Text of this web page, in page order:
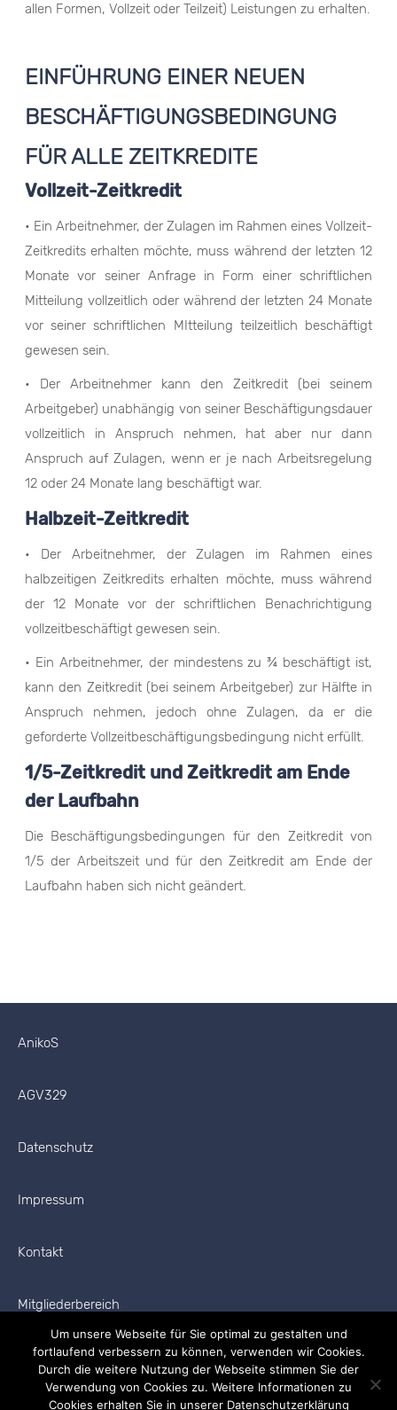
allen Formen, Vollzeit oder Teilzeit) Leistungen zu erhalten.
EINFÜHRUNG EINER NEUEN
BESCHÄFTIGUNGSBEDINGUNG
FÜR ALLE ZEITKREDITE
Vollzeit-Zeitkredit
• Ein Arbeitnehmer, der Zulagen im Rahmen eines Vollzeit-
Zeitkredits erhalten möchte, muss während der letzten 12
Monate vor seiner Anfrage in Form einer schriftlichen
Mitteilung vollzeitlich oder während der letzten 24 Monate
vor seiner schriftlichen MItteilung teilzeitlich beschäftigt
gewesen sein.
• Der Arbeitnehmer kann den Zeitkredit (bei seinem
Arbeitgeber) unabhängig von seiner Beschäftigungsdauer
vollzeitlich in Anspruch nehmen, hat aber nur dann
Anspruch auf Zulagen, wenn er je nach Arbeitsregelung
12 oder 24 Monate lang beschäftigt war.
Halbzeit-Zeitkredit
• Der Arbeitnehmer, der Zulagen im Rahmen eines
halbzeitigen Zeitkredits erhalten möchte, muss während
der 12 Monate vor der schriftlichen Benachrichtigung
vollzeitbeschäftigt gewesen sein.
• Ein Arbeitnehmer, der mindestens zu ¾ beschäftigt ist,
kann den Zeitkredit (bei seinem Arbeitgeber) zur Hälfte in
Anspruch nehmen, jedoch ohne Zulagen, da er die
geforderte Vollzeitbeschäftigungsbedingung nicht erfüllt.
1/5-Zeitkredit und Zeitkredit am Ende
der Laufbahn
Die Beschäftigungsbedingungen für den Zeitkredit von
1/5 der Arbeitszeit und für den Zeitkredit am Ende der
Laufbahn haben sich nicht geändert.
AnikoS
AGV329
Datenschutz
Impressum
Kontakt
Mitgliederbereich
Um unsere Webseite für Sie optimal zu gestalten und
fortlaufend verbessern zu können, verwenden wir Cookies.
Durch die weitere Nutzung der Webseite stimmen Sie der
Verwendung von Cookies zu. Weitere Informationen zu
Cookies erhalten Sie in unserer Datenschutzerklärung